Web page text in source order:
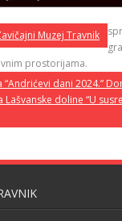
Muzej Travnik
prostorijama.
dani 2024.”
Lašvanske doline “U